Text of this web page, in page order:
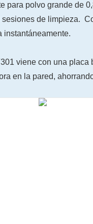
para polvo grande de
de limpieza.
instantáneamente.
viene con una placa
en la pared,